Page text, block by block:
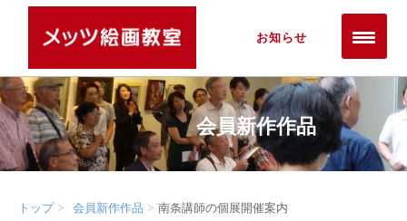
お知らせ
会員新作作品
トップ 会員新作作品 南条講師の個展開催案内